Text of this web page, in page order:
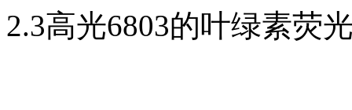
2.3高光6803的叶绿素荧